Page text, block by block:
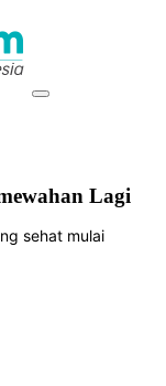
Lagi
sehat mulai